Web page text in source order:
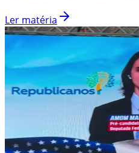
Ler matéria